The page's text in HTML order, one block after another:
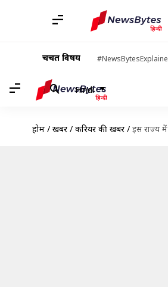
चर्चित विषय
Hindi
होम / खबरें / करियर की खबरें / इस राज्य